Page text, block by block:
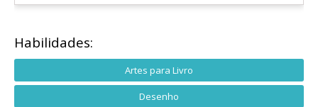
Habilidades:
Artes para Livro
Desenho